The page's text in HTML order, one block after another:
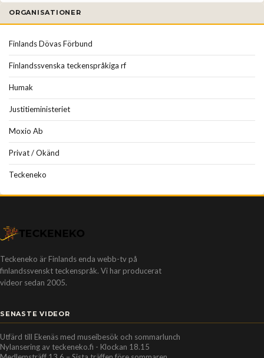
ORGANISATIONER
Finlands Dövas Förbund
Finlandssvenska teckenspråkiga rf
Humak
Justitieministeriet
Moxio Ab
Privat / Okänd
Teckeneko
Teckeneko är Finlands enda webb-tv på
finlandssvenskt teckenspråk. Vi har producerat
videor sedan 2005.
SENASTE VIDEOR
Utfärd till Ekenäs med museibesök och sommarlunch
Nylansering av teckeneko.fi - Klockan 18.15